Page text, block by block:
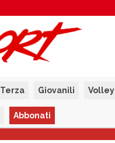
Terza Giovanili Volley
Abbonati